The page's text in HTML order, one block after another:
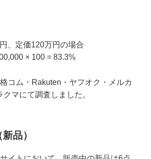
、定価120万円の場合
× 100 = 83.3%
コム・Rakuten・ヤフオク・メルカ
マにて調査しました。
品）